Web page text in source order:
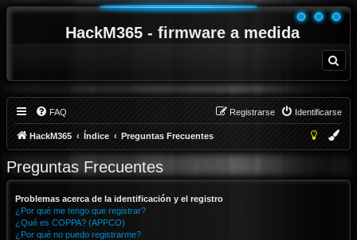
HackM365 - firmware a medida
u
FAQ Identificarse
Registrarse
HackM365 Índice Preguntas Frecuentes
Preguntas Frecuentes
Problemas acerca de la identificación y el registro
¿Por qué me tengo que registrar?
¿Qué es COPPA? (APPCO)
¿Por qué no puedo registrarme?